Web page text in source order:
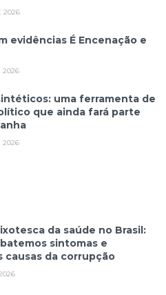
2026
evidências É Encenação e
2026
uma ferramenta de
que ainda fará parte
2026
da saúde no Brasil:
sintomas e
causas da corrupção